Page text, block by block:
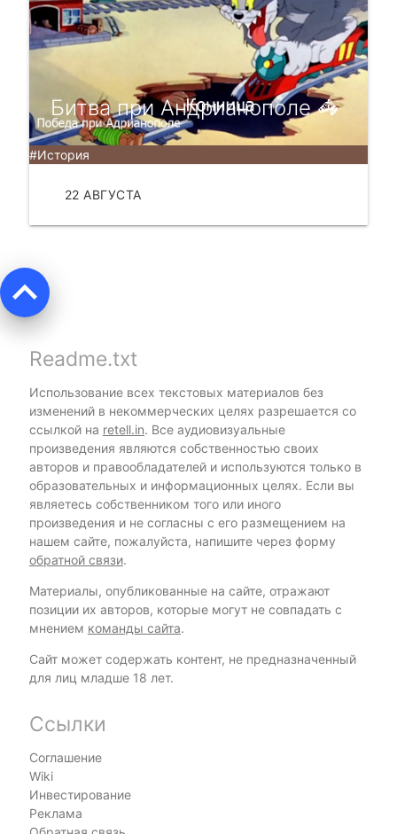
Битва при Андрианополе 🦓
#История
22 АВГУСТА
keyboard_arrow_up
Readme.txt
Использование всех текстовых материалов без
изменений в некоммерческих целях разрешается со
ссылкой на retell.in. Все аудиовизуальные
произведения являются собственностью своих
авторов и правообладателей и используются только в
образовательных и информационных целях. Если вы
являетесь собственником того или иного
произведения и не согласны с его размещением на
нашем сайте, пожалуйста, напишите через форму
обратной связи.
Материалы, опубликованные на сайте, отражают
позиции их авторов, которые могут не совпадать с
мнением команды сайта.
Сайт может содержать контент, не предназначенный
для лиц младше 18 лет.
Ссылки
Соглашение
Wiki
Инвестирование
Реклама